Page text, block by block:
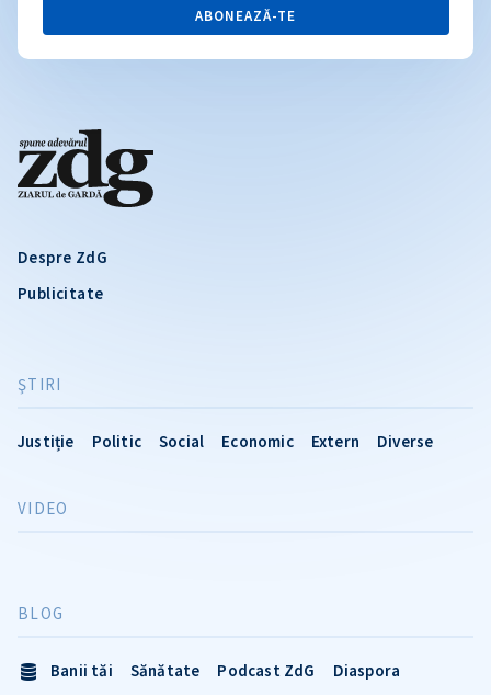
Despre ZdG
Publicitate
ŞTIRI
Justiție Politic Social Economic Extern Diverse
VIDEO
BLOG
Banii tăi Sănătate Podcast ZdG
Diaspora
ABONEAZĂ-TE